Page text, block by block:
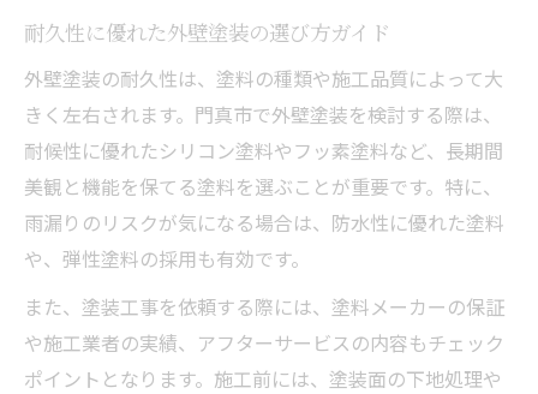
耐久性に優れた外壁塗装の選び方ガイド
外壁塗装の耐久性は、塗料の種類や施工品質によって大
きく左右されます。門真市で外壁塗装を検討する際は、
耐候性に優れたシリコン塗料やフッ素塗料など、長期間
美観と機能を保てる塗料を選ぶことが重要です。特に、
雨漏りのリスクが気になる場合は、防水性に優れた塗料
や、弾性塗料の採用も有効です。
また、塗装工事を依頼する際には、塗料メーカーの保証
や施工業者の実績、アフターサービスの内容もチェック
ポイントとなります。施工前には、塗装面の下地処理や